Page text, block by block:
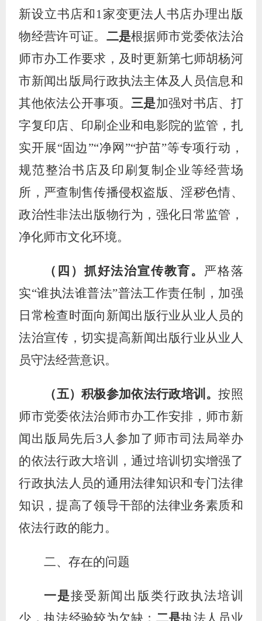
新设立书店和1家变更法人书店办理出版
物经营许可证。 二是根据师市党委依法治
师市办工作要求，及时更新第七师胡杨河
市新闻出版局行政执法主体及人员信息和
其他依法公开事项。三是加强对书店、打
字复印店、印刷企业和电影院的监管 ， 扎
实开展“固边 ”“净网”“护苗”等专项行动，
规范整治书店及印刷复制企业等经营场
所，严查制售传播侵权盗版、淫秽色情、
政治性非法出版物行为，强化日常监管，
净化师市文化环境。
（四）抓好法治宣传教育。 严格落
实“谁执法谁普法”普法工作责任制 ， 加强
日常检查时面向新闻出版行业从业人员的
法治宣传， 切实提高新闻出版行业从业人
员守法经营意识。
（五）积极参加依法行政培训。按照
师市党委依法治师市办工作安排，师市新
闻出版局先后3人参加了师市司法局举办
的依法行政大培训，通过培训切实增强了
行政执法人员的通用法律知识和专门法律
知识，提高了领导干部的法律业务素质和
依法行政的能力。
二、存在的问题
一是接受新闻出版类行政执法培训